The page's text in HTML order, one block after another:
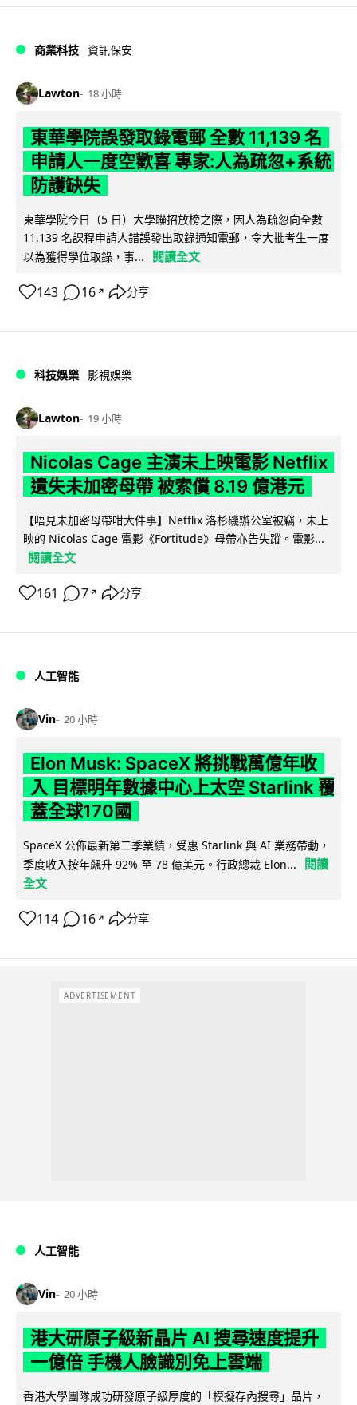
商業科技 資訊保安
Lawton 18 小時
東華學院誤發取錄電郵 全數 11,139 名
申請人一度空歡喜 專家:人為疏忽+系統
防護缺失
東華學院今日（5 日）大學聯招放榜之際，因人為疏忽向全數
11,139 名課程申請人錯誤發出取錄通知電郵，令大批考生一度
以為獲得學位取錄，事...
閱讀全文
143 16 ↗ 分享
科技娛樂 影視娛樂
Lawton 19 小時
Nicolas Cage 主演未上映電影 Netflix
遺失未加密母帶 被索償 8.19 億港元
【唔見未加密母帶咁大件事】Netflix 洛杉磯辦公室被竊，未上
映的 Nicolas Cage 電影《Fortitude》母帶亦告失蹤。電影...
閱讀全文
161 7 ↗ 分享
人工智能
Vin 20 小時
Elon Musk: SpaceX 將挑戰萬億年收
入 目標明年數據中心上太空 Starlink 覆
蓋全球170國
SpaceX 公佈最新第二季業績，受惠 Starlink 與 AI 業務帶動，
季度收入按年飆升 92% 至 78 億美元。行政總裁 Elon...
閱讀
全文
114 16 ↗ 分享
ADVERTISEMENT
人工智能
Vin 20 小時
港大研原子級新晶片 AI 搜尋速度提升
一億倍 手機人臉識別免上雲端
香港大學團隊成功研發原子級厚度的「模擬存內搜尋」晶片，